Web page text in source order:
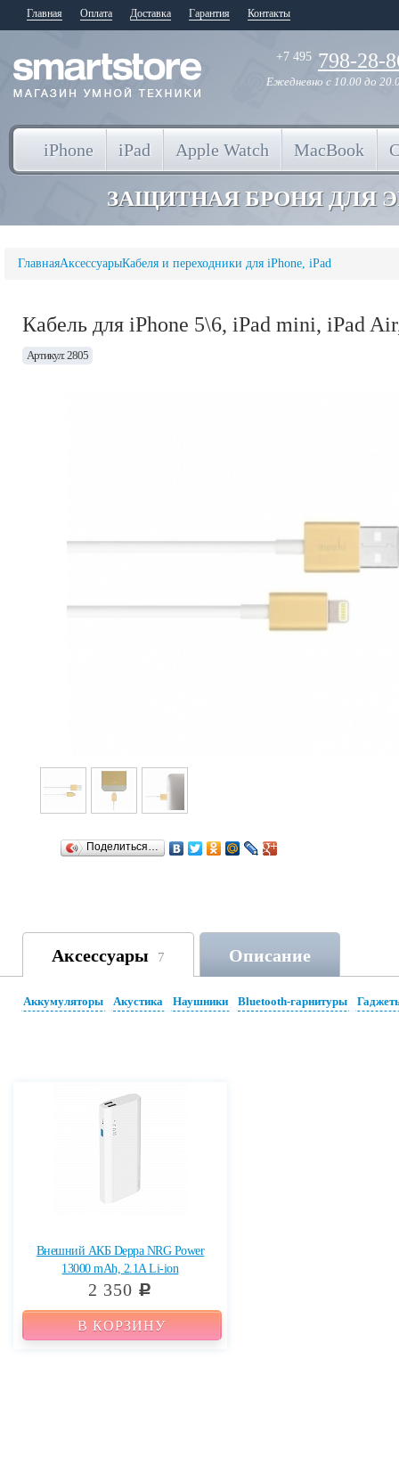
Главная Оплата Доставка Гарантия Контакты
+7 495 798-28-
Ежедневно с 10.00 до
iPhone iPad Apple Watch MacBook
ЗАЩИТНАЯ БРОНЯ ДЛЯ
ГлавнаяАксессуарыКабеля и переходники для iPhone, iPad
Кабель для iPhone 5\6, iPad mini, iPad
Артикул: 2805
Поделиться…
Аксессуары 7 Описание
Аккумуляторы Акустика Наушники Bluetooth-гарнитуры
Внешний АКБ Deppa NRG Power
13000 mAh, 2.1A Li-ion
2 350 c
В КОРЗИНУ